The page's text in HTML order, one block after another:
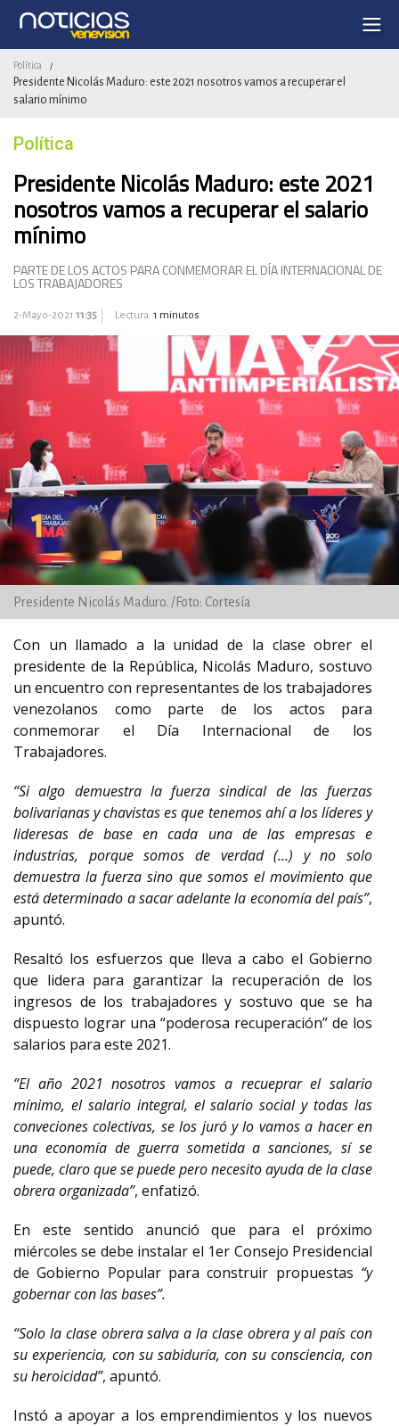
Política /
Presidente Nicolás Maduro: este 2021 nosotros vamos a recuperar el
salario mínimo
Política
Presidente Nicolás Maduro: este 2021
nosotros vamos a recuperar el salario
mínimo
PARTE DE LOS ACTOS PARA CONMEMORAR EL DÍA INTERNACIONAL DE
LOS TRABAJADORES
2-Mayo-2021 11:35 Lectura: 1 minutos
Presidente Nicolás Maduro. /Foto: Cortesía
Con un llamado a la unidad de la clase obrer el
presidente de la República, Nicolás Maduro, sostuvo
un encuentro con representantes de los trabajadores
venezolanos como parte de los actos para
conmemorar el Día Internacional de los
Trabajadores.
“Si algo demuestra la fuerza sindical de las fuerzas
bolivarianas y chavistas es que tenemos ahí a los líderes y
lideresas de base en cada una de las empresas e
industrias, porque somos de verdad (…) y no solo
demuestra la fuerza sino que somos el movimiento que
está determinado a sacar adelante la economía del país”,
apuntó.
Resaltó los esfuerzos que lleva a cabo el Gobierno
que lidera para garantizar la recuperación de los
ingresos de los trabajadores y sostuvo que se ha
dispuesto lograr una “poderosa recuperación” de los
salarios para este 2021.
“El año 2021 nosotros vamos a recueprar el salario
mínimo, el salario integral, el salario social y todas las
conveciones colectivas, se los juró y lo vamos a hacer en
una economía de guerra sometida a sanciones, sí se
puede, claro que se puede pero necesito ayuda de la clase
obrera organizada”, enfatizó.
En este sentido anunció que para el próximo
miércoles se debe instalar el 1er Consejo Presidencial
de Gobierno Popular para construir propuestas “y
gobernar con las bases”.
“Solo la clase obrera salva a la clase obrera y al país con
su experiencia, con su sabiduría, con su consciencia, con
su heroicidad”, apuntó.
Instó a apoyar a los emprendimientos y los nuevos